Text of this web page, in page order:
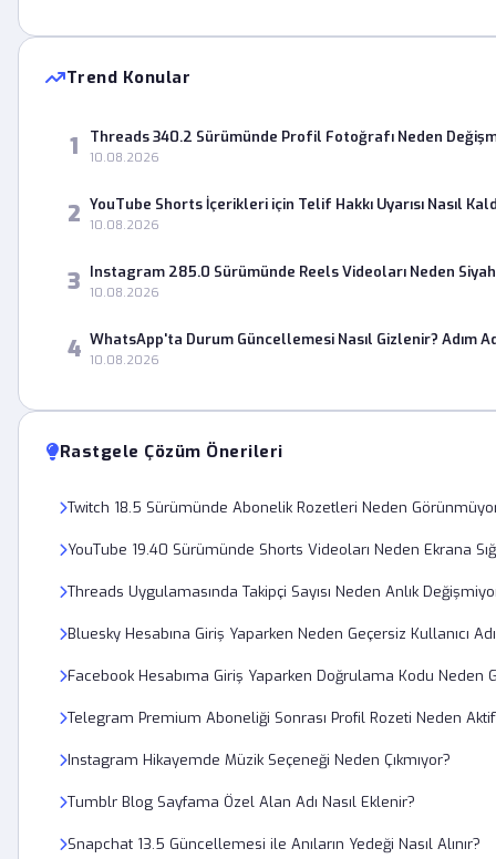
Trend Konular
1 Threads 340.2 Sürümünde Profil Fotoğrafı Neden
10.08.2026
2 YouTube Shorts İçerikleri için Telif Hakkı Uyarısı Nasıl
10.08.2026
3 Instagram 285.0 Sürümünde Reels Videoları Neden
10.08.2026
4 WhatsApp'ta Durum Güncellemesi Nasıl Gizlenir? Adım
10.08.2026
Rastgele Çözüm Önerileri
Twitch 18.5 Sürümünde Abonelik Rozetleri Neden
YouTube 19.40 Sürümünde Shorts Videoları Neden Ekrana
Threads Uygulamasında Takipçi Sayısı Neden Anlık
Bluesky Hesabına Giriş Yaparken Neden Geçersiz Kullanıcı
Facebook Hesabıma Giriş Yaparken Doğrulama Kodu Neden
Telegram Premium Aboneliği Sonrası Profil Rozeti Neden
Instagram Hikayemde Müzik Seçeneği Neden Çıkmıyor?
Tumblr Blog Sayfama Özel Alan Adı Nasıl Eklenir?
Snapchat 13.5 Güncellemesi ile Anıların Yedeği Nasıl Alınır?